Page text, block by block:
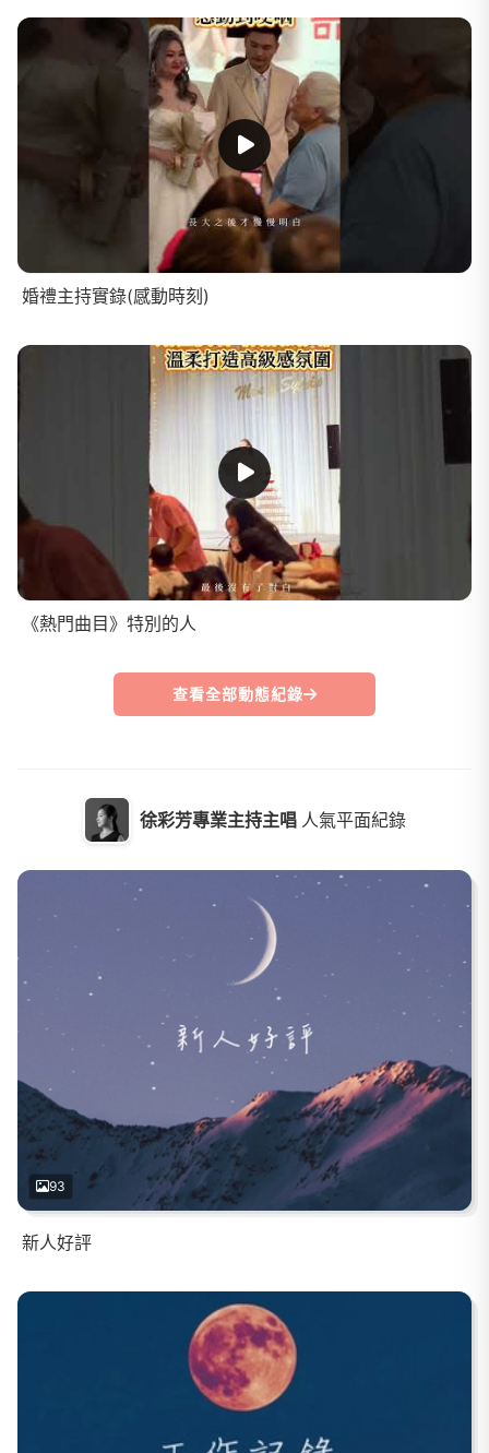
徐彩芳專業主持主唱 人氣平面紀錄
93
新人好評
婚禮主持實錄(感動時刻)
《熱門曲目》特別的人
查看全部動態紀錄